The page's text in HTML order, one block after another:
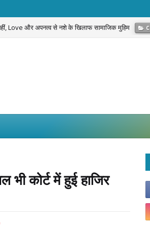
Love और अपनत्व से नशे के खिलाफ सामाजिक मुहिम
कोर्ट में हुई हाजिर